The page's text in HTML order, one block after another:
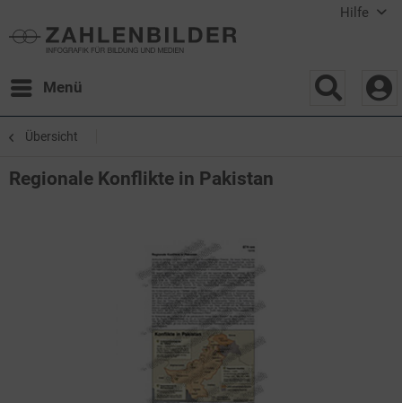
Hilfe
Menü
Übersicht
Regionale Konflikte in Pakistan